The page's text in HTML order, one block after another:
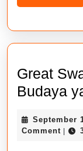
Great
Budaya
September
Comment